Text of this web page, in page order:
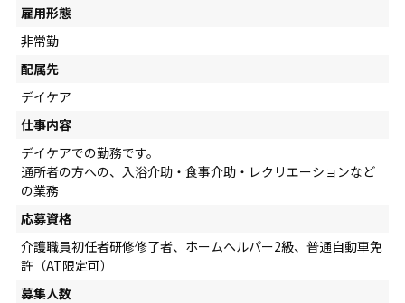
雇用形態
非常勤
配属先
デイケア
仕事内容
デイケアでの勤務です。
通所者の方への、入浴介助・食事介助・レクリエーションなど
の業務
応募資格
介護職員初任者研修修了者、ホームヘルパー2級、普通自動車免
許（AT限定可）
募集人数